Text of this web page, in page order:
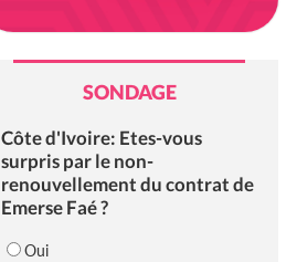
SONDAGE
Côte d'Ivoire: Etes-vous
surpris par le non-
renouvellement du contrat de
Emerse Faé ?
Oui